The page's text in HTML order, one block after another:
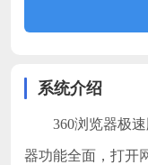
系统介绍
360浏览器极速
器功能全面，打开